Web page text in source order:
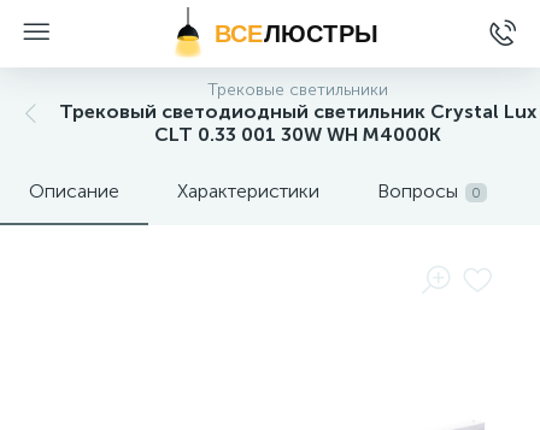
ВСЕЛЮСТРЫ
Трековые светильники
Трековый светодиодный светильник Crystal Lux
CLT 0.33 001 30W WH M4000K
Описание Характеристики Вопросы 0